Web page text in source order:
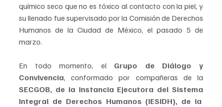
químico seco que no es tóxico al contacto con la piel, y
su llenado fue supervisado por la Comisión de Derechos
Humanos de la Ciudad de México, el pasado 5 de
marzo.
En todo momento, el Grupo de Diálogo y
Convivencia
SECGOB, de la Instancia Ejecutora del Sistema
Integral de Derechos Humanos (IESIDH), de la